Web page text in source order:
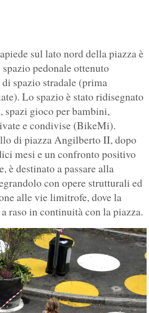
sul lato nord della piazza è
pedonale ottenuto
spazio stradale (prima
Lo spazio è stato ridisegnato
spazi gioco per bambini,
e condivise (BikeMi).
di piazza Angilberto II, dopo
mesi e un confronto positivo
è destinato a passare alla
con opere strutturali ed
alle vie limitrofe, dove la
raso in continuità con la piazza.